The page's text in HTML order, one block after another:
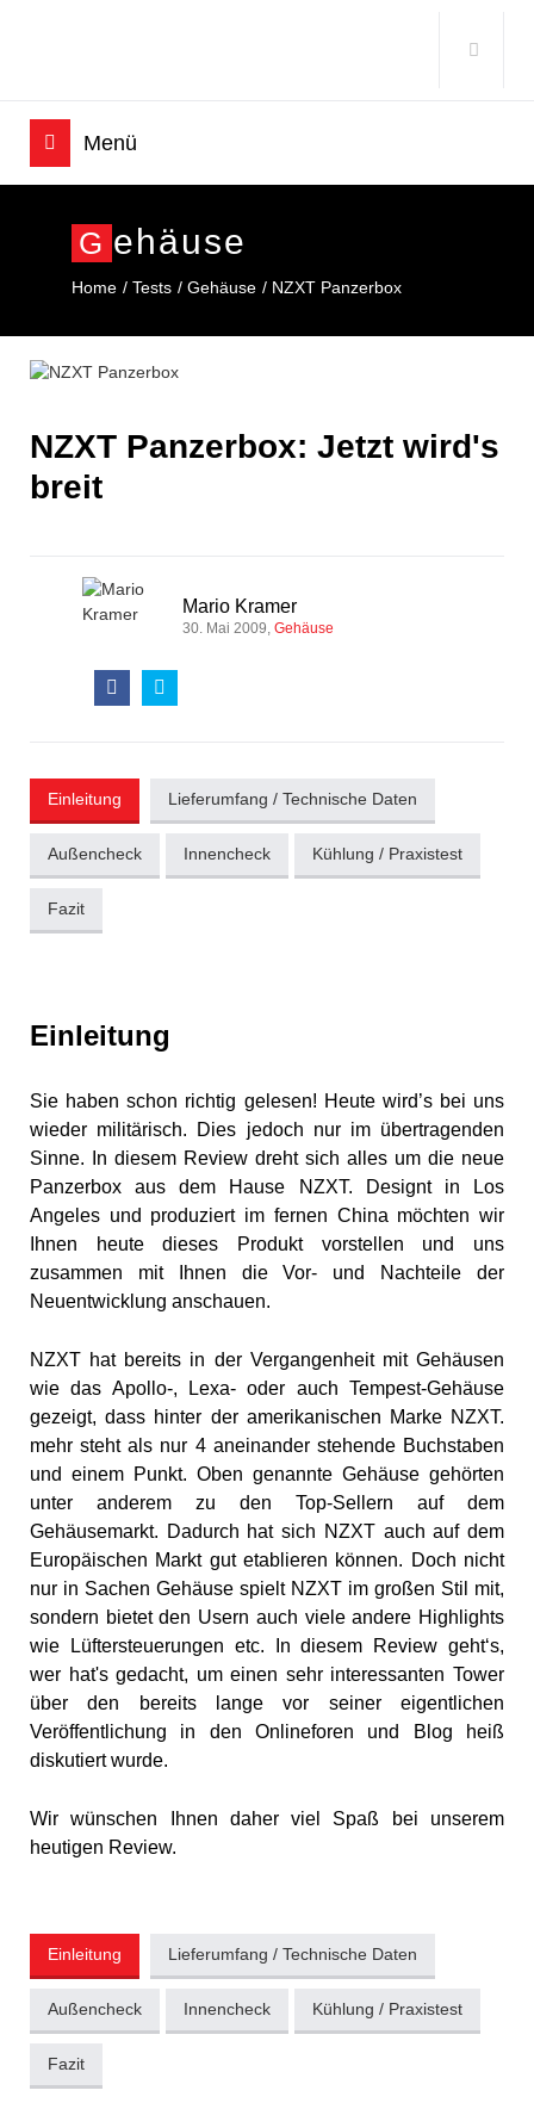
G Ehäuse
Home Tests Gehäuse NZXT Panzerbox
NZXT Panzerbox: Jetzt wird's
breit
Mario Kramer
30. Mai 2009 Gehäuse
Einleitung Lieferumfang / Technische Daten
Außencheck Innencheck Kühlung / Praxistest
Fazit
Einleitung
Sie haben schon richtig gelesen! Heute wird’s bei uns
wieder militärisch. Dies jedoch nur im übertragenden
Sinne. In diesem Review dreht sich alles um die neue
Panzerbox aus dem Hause NZXT. Designt in Los
Angeles und produziert im fernen China möchten wir
Ihnen heute dieses Produkt vorstellen und uns
zusammen mit Ihnen die Vor- und Nachteile der
Neuentwicklung anschauen.
NZXT hat bereits in der Vergangenheit mit Gehäusen
wie das Apollo-, Lexa- oder auch Tempest-Gehäuse
gezeigt, dass hinter der amerikanischen Marke NZXT.
mehr steht als nur 4 aneinander stehende Buchstaben
und einem Punkt. Oben genannte Gehäuse gehörten
unter anderem zu den Top-Sellern auf dem
Gehäusemarkt. Dadurch hat sich NZXT auch auf dem
Europäischen Markt gut etablieren können. Doch nicht
nur in Sachen Gehäuse spielt NZXT im großen Stil mit,
sondern bietet den Usern auch viele andere Highlights
wie Lüftersteuerungen etc. In diesem Review geht‘s,
wer hat's gedacht, um einen sehr interessanten Tower
über den bereits lange vor seiner eigentlichen
Veröffentlichung in den Onlineforen und Blog heiß
diskutiert wurde.
Wir wünschen Ihnen daher viel Spaß bei unserem
heutigen Review.
Einleitung Lieferumfang / Technische Daten
Außencheck Innencheck Kühlung / Praxistest
Fazit